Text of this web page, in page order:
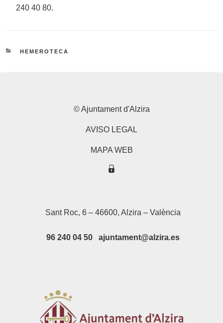
240 40 80.
CATEGORIES
HEMEROTECA
© Ajuntament d'Alzira
AVISO LEGAL
MAPA WEB
Sant Roc, 6 – 46600, Alzira – València
96 240 04 50 ajuntament@alzira.es